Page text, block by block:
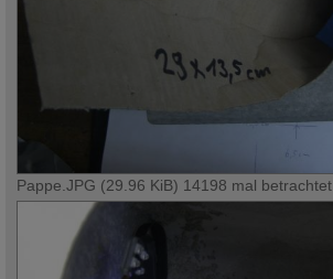
Pappe.JPG (29.96 KiB) 14198 mal betrachtet